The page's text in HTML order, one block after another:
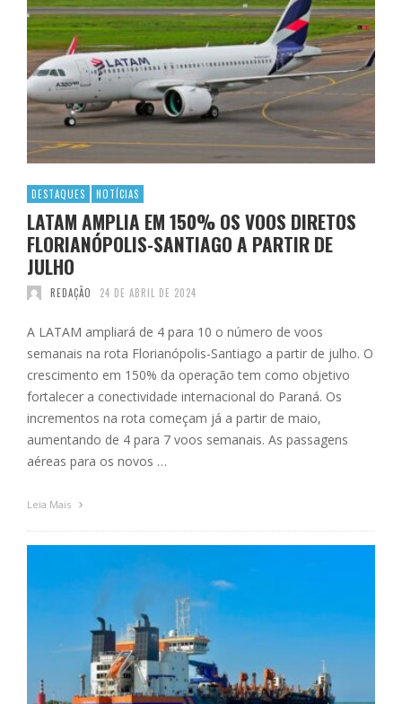
DESTAQUES NOTÍCIAS
LATAM AMPLIA EM 150% OS VOOS DIRETOS
FLORIANÓPOLIS-SANTIAGO A PARTIR DE
JULHO
REDAÇÃO 24 DE ABRIL DE 2024
A LATAM ampliará de 4 para 10 o número de voos
semanais na rota Florianópolis-Santiago a partir de julho. O
crescimento em 150% da operação tem como objetivo
fortalecer a conectividade internacional do Paraná. Os
incrementos na rota começam já a partir de maio,
aumentando de 4 para 7 voos semanais. As passagens
aéreas para os novos …
Leia Mais